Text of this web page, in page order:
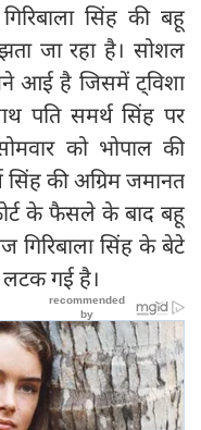
सिंह की बहू
जा रहा है। सोशल
आई है जिसमें ट्विशा
पति समर्थ सिंह पर
को भोपाल की
सिंह की अग्रिम जमानत
के फैसले के बाद बहू
गिरिबाला सिंह के बेटे
लटक गई है।